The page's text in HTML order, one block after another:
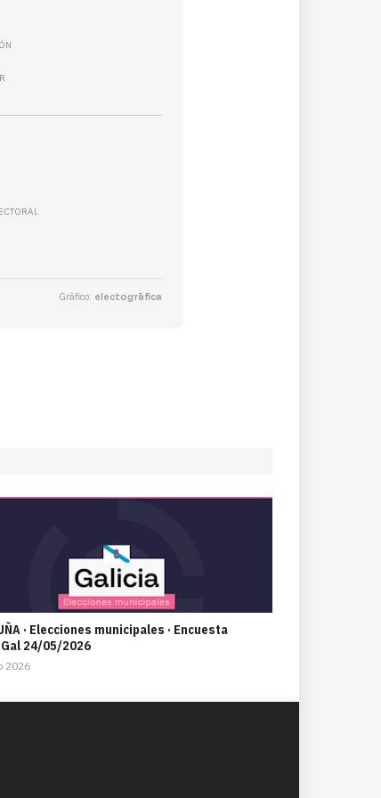
Gráfico: electogrāfica
· Elecciones municipales · Encuesta
24/05/2026
2026